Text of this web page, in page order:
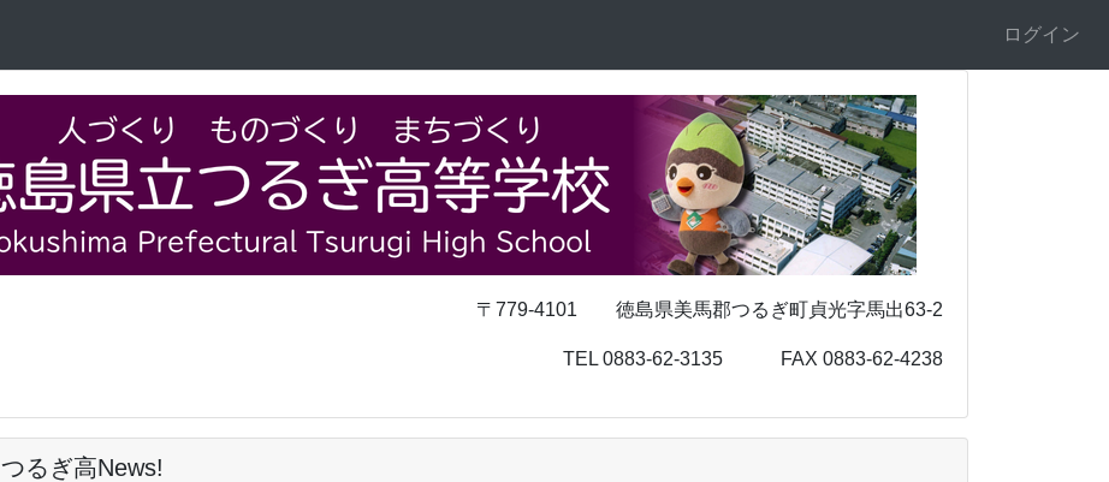
ログイン
〒779-4101 徳島県美馬郡つるぎ町貞光字馬出63-2
TEL 0883-62-3135 FAX 0883-62-4238
つるぎ高News!